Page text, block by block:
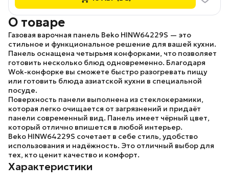
О товаре
Газовая варочная панель Beko HINW64229S — это
стильное и функциональное решение для вашей кухни.
Панель оснащена четырьмя конфорками, что позволяет
готовить несколько блюд одновременно. Благодаря
Wok-конфорке вы сможете быстро разогревать пищу
или готовить блюда азиатской кухни в специальной
посуде.
Поверхность панели выполнена из стеклокерамики,
которая легко очищается от загрязнений и придаёт
панели современный вид. Панель имеет чёрный цвет,
который отлично впишется в любой интерьер.
Beko HINW64229S сочетает в себе стиль, удобство
использования и надёжность. Это отличный выбор для
тех, кто ценит качество и комфорт.
Характеристики